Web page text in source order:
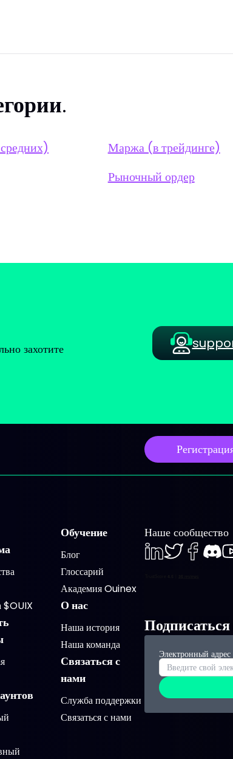
.
Маржа (в трейдинге)
Рыночный ордер
захотите
$OUIX
Обучение
Блог
Глоссарий
Академия Ouinex
О нас
Наша история
Наша команда
Связаться с
нами
Служба поддержки
Связаться с нами
Наше сообщество
Электронный адрес